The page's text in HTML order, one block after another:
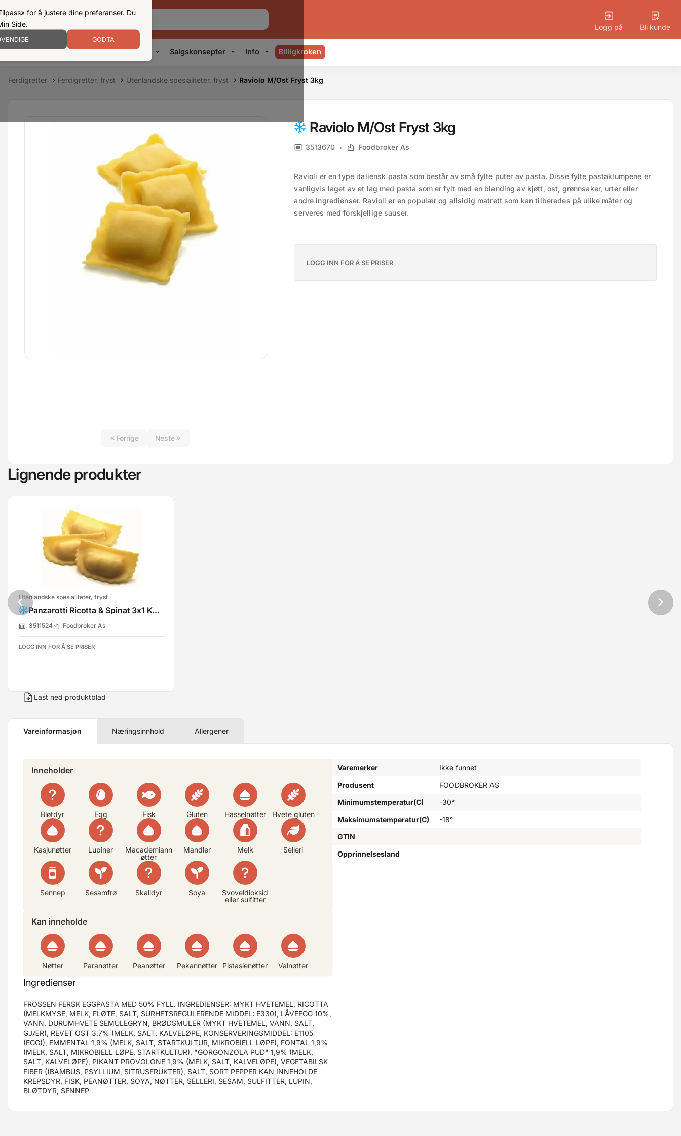
for å justere dine preferanser. Du
Side.
GODTA
Logg på Bli kunde
Kampanjer Produkter Konsepter Salgskonsepter Info Billigkroken
Ferdigretter Ferdigretter, fryst Utenlandske spesialiteter, fryst Raviolo M/Ost Fryst 3kg
Forrige Neste
Raviolo M/Ost Fryst 3kg
3513670 Foodbroker As
Ravioli er en type italiensk pasta som består av små fylte puter av pasta. Disse fylte pastaklumpene er
vanligvis laget av et lag med pasta som er fylt med en blanding av kjøtt, ost, grønnsaker, urter eller
andre ingredienser. Ravioli er en populær og allsidig matrett som kan tilberedes på ulike måter og
serveres med forskjellige sauser.
LOGG INN FOR Å SE PRISER
Lignende produkter
Utenlandske spesialiteter, fryst
Panzarotti Ricotta & Spinat 3x1 Kg - Fryst
3511524 Foodbroker As
LOGG INN FOR Å SE PRISER
Last ned produktblad
Vareinformasjon Næringsinnhold Allergener
Inneholder
Bløtdyr Egg Fisk Gluten Hasselnøtter Hvete gluten
Kasjunøtter Lupiner
Macademiann
øtter
Mandler Melk Selleri
Sennep Sesamfrø Skalldyr Soya
Svoveldioksid
eller sulfitter
Kan inneholde
Nøtter Paranøtter Peanøtter Pekannøtter Pistasienøtter Valnøtter
Ingredienser
FROSSEN FERSK EGGPASTA MED 50% FYLL. INGREDIENSER: MYKT HVETEMEL, RICOTTA
(MELKMYSE, MELK, FLØTE, SALT, SURHETSREGULERENDE MIDDEL: E330), LÅVEEGG 10%,
VANN, DURUMHVETE SEMULEGRYN, BRØDSMULER (MYKT HVETEMEL, VANN, SALT,
GJÆR), REVET OST 3,7% (MELK, SALT, KALVELØPE, KONSERVERINGSMIDDEL: E1105
(EGG)), EMMENTAL 1,9% (MELK, SALT, STARTKULTUR, MIKROBIELL LØPE), FONTAL 1,9%
(MELK, SALT, MIKROBIELL LØPE, STARTKULTUR), "GORGONZOLA PUD" 1,9% (MELK,
SALT, KALVELØPE), PIKANT PROVOLONE 1,9% (MELK, SALT, KALVELØPE), VEGETABILSK
FIBER ((BAMBUS, PSYLLIUM, SITRUSFRUKTER), SALT, SORT PEPPER KAN INNEHOLDE
KREPSDYR, FISK, PEANØTTER, SOYA, NØTTER, SELLERI, SESAM, SULFITTER, LUPIN,
BLØTDYR, SENNEP
Varemerker
Ikke funnet
Produsent
FOODBROKER AS
Minimumstemperatur(C)
-30°
Maksimumstemperatur(C)
-18°
GTIN
Opprinnelsesland